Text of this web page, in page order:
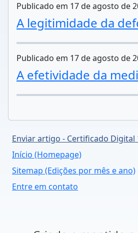
Publicado em 17 de agosto de
A legitimidade da
Publicado em 17 de agosto de
A efetividade da
Enviar artigo - Certificado Digital
Início (Homepage)
Sitemap (Edições por mês e ano)
Entre em contato